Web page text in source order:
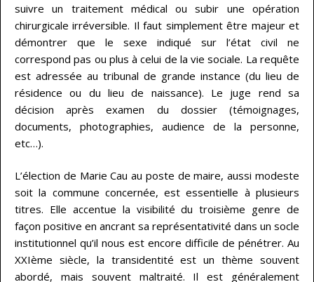
suivre un traitement médical ou subir une opération
chirurgicale irréversible. Il faut simplement être majeur et
démontrer que le sexe indiqué sur l’état civil ne
correspond pas ou plus à celui de la vie sociale. La requête
est adressée au tribunal de grande instance (du lieu de
résidence ou du lieu de naissance). Le juge rend sa
décision après examen du dossier (témoignages,
documents, photographies, audience de la personne,
etc…).
L’élection de Marie Cau au poste de maire, aussi modeste
soit la commune concernée, est essentielle à plusieurs
titres. Elle accentue la visibilité du troisième genre de
façon positive en ancrant sa représentativité dans un socle
institutionnel qu’il nous est encore difficile de pénétrer. Au
XXIème siècle, la transidentité est un thème souvent
abordé, mais souvent maltraité. Il est généralement